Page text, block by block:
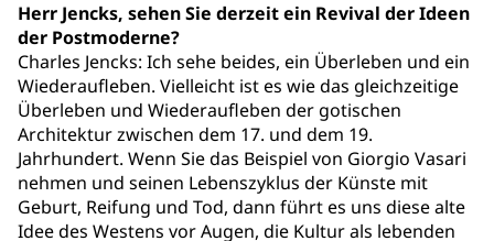
Herr Jencks, sehen Sie derzeit ein Revival der Ideen
der Postmoderne?
Charles Jencks: Ich sehe beides, ein Überleben und ein
Wiederaufleben. Vielleicht ist es wie das gleichzeitige
Überleben und Wiederaufleben der gotischen
Architektur zwischen dem 17. und dem 19.
Jahrhundert. Wenn Sie das Beispiel von Giorgio Vasari
nehmen und seinen Lebenszyklus der Künste mit
Geburt, Reifung und Tod, dann führt es uns diese alte
Idee des Westens vor Augen, die Kultur als lebenden